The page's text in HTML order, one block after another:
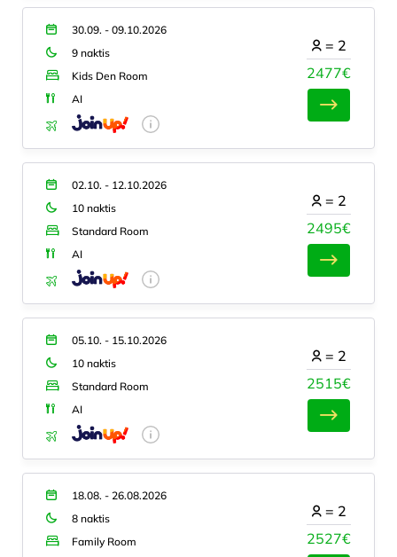
30.09. - 09.10.2026
9 naktis
Kids Den Room
AI
2477€
= 2
02.10. - 12.10.2026
10 naktis
Standard Room
AI
2495€
= 2
05.10. - 15.10.2026
10 naktis
Standard Room
AI
2515€
= 2
18.08. - 26.08.2026
8 naktis
Family Room
2527€
= 2